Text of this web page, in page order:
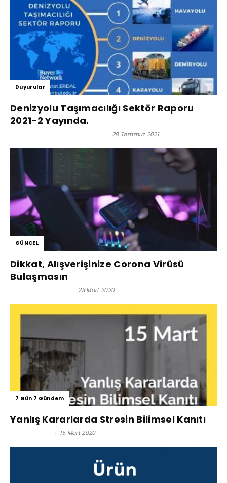
Duyurular
Denizyolu Taşımacılığı Sektör Raporu
2021-2 Yayında.
- 28 Temmuz 2021
GÜNCEL
Dikkat, Alışverişinize Corona Virüsü
Bulaşmasın
- 23 Mart 2020
7 Gün 7 Gündem
Yanlış Kararlarda Stresin Bilimsel Kanıtı
- 15 Mart 2020